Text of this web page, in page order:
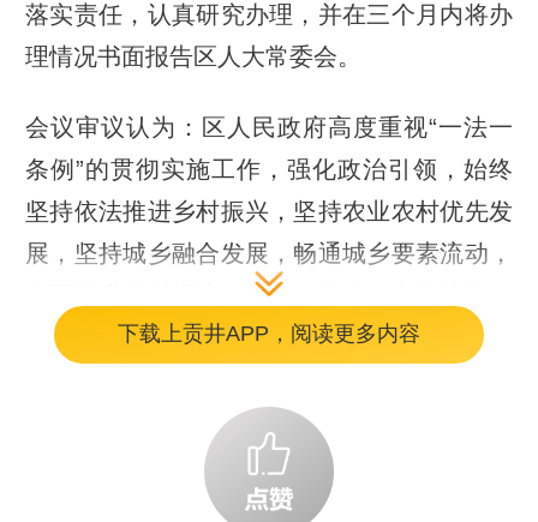
落实责任，认真研究办理，并在三个月内将办
理情况书面报告区人大常委会。
会议审议认为：区人民政府高度重视“一法一
条例”的贯彻实施工作，强化政治引领，始终
坚持依法推进乡村振兴，坚持农业农村优先发
展，坚持城乡融合发展，畅通城乡要素流动，
全面提升乡村经济、生态、社会、文化价值，
助推乡村振兴战略实施，在贯彻落实“一法一
会议审议指出：我区在贯彻实施“一法一条
例”还存在一些问题。一是法律宣传不够深
下载上贡井APP，阅读更多内容